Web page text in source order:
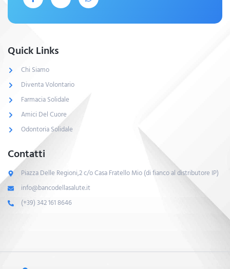
Quick Links
Chi Siamo
Diventa Volontario
Farmacia Solidale
Amici Del Cuore
Odontoria Solidale
Contatti
Piazza Delle Regioni,2 c/o Casa Fratello Mio (di fianco al distributore IP)
info@bancodellasalute.it
(+39) 342 161 8646